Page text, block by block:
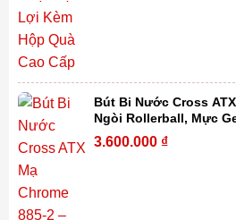
Bút Bi Nước Cross
Ngòi Rollerball, Mực
Hoạt Kèm Hộp Quà Cao
3.600.000 ₫